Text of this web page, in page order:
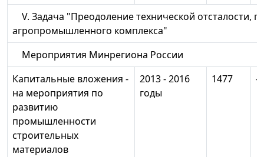
V. Задача "Преодоление технической отсталости,
агропромышленного комплекса"
Мероприятия Минрегиона России
Капитальные вложения -
на мероприятия по
развитию
промышленности
строительных
материалов
2013 - 2016
годы
1477 -